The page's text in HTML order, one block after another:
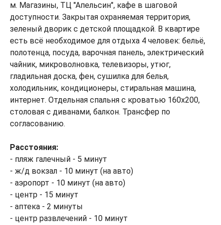
м. Магазины, ТЦ "Апельсин", кафе в шаговой
доступности. Закрытая охраняемая территория,
зеленый дворик с детской площадкой. В квартире
есть всё необходимое для отдыха 4 человек: бельё,
полотенца, посуда, варочная панель, электрический
чайник, микроволновка, телевизоры, утюг,
гладильная доска, фен, сушилка для белья,
холодильник, кондиционеры, стиральная машина,
интернет. Отдельная спальня с кроватью 160х200,
столовая с диванами, балкон. Трансфер по
согласованию.
Расстояния:
- пляж галечный - 5 минут
- ж/д вокзал - 10 минут (на авто)
- аэропорт - 10 минут (на авто)
- центр - 15 минут
- аптека - 2 минуты
- центр развлечений - 10 минут